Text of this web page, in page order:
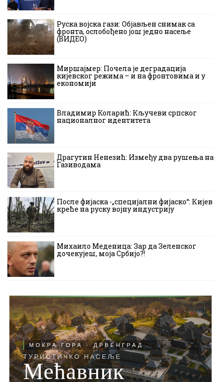
Руска војска гази: Објављен снимак са
фронта, ослобођено још једно насеље
(ВИДЕО)
Миршајмер: Почела је деградација
кијевског режима – и на фронтовима и у
економији
Владимир Коларић: Кључеви српског
националног идентитета
Драгутин Ненезић: Између два рушења на
Газиводама
После фијаска -„специјални фијаско“: Кијев
креће на руску војну индустрију
Михаило Меденица: Зар да Зеленског
дочекујеш, моја Србијо?!